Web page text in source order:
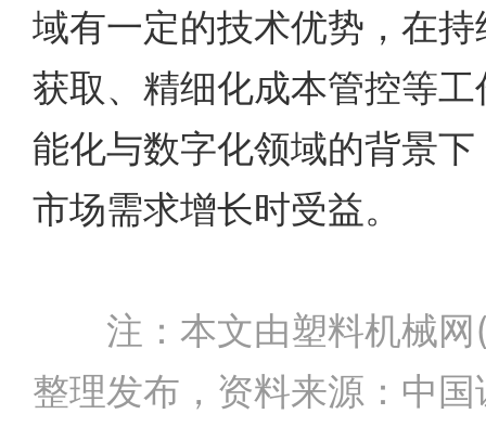
域有一定的技术优势，在
获取、精细化成本管控等
能化与数字化领域的背景
市场需求增长时受益。
注：本文由塑料机械
整理发布，资料来源：中国